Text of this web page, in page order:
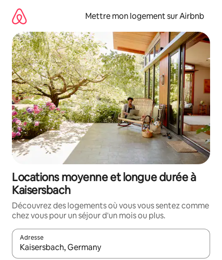
directement
contenu
Mettre mon logement sur Airbnb
Locations moyenne et longue durée à
Kaisersbach
Découvrez des logements où vous vous sentez comme
chez vous pour un séjour d'un mois ou plus.
Adresse
Lorsque les résultats s'affichent, utilisez les flèches vers le